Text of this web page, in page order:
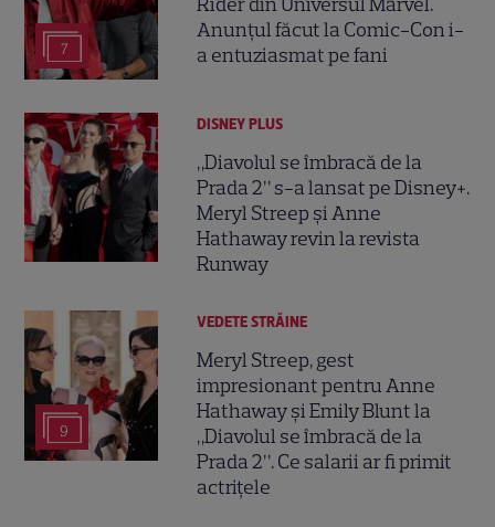
7
Anunțul făcut la Comic-Con i-
a entuziasmat pe fani
DISNEY PLUS
„Diavolul se îmbracă de la
Prada 2” s-a lansat pe Disney+.
Meryl Streep și Anne
Hathaway revin la revista
Runway
9
VEDETE STRĂINE
Meryl Streep, gest
impresionant pentru Anne
Hathaway și Emily Blunt la
„Diavolul se îmbracă de la
Prada 2”. Ce salarii ar fi primit
actrițele